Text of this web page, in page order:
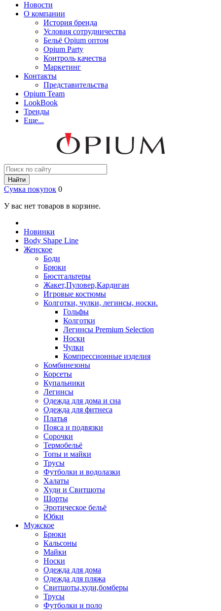
Новости
О компании
История бренда
Условия сотрудничества
Бельё Opium оптом
Opium Party
Контроль качества
Маркетинг
Контакты
Представительства
Opium Team
LookBook
Тренды
Еще...
Найти
Сумка покупок 0
У вас нет товаров в корзине.
Новинки
Body Shape Line
Женское
Боди
Брюки
Бюстгальтеры
Жакет,Пуловер,Кардиган
Игровые костюмы
Колготки, чулки, легинсы, носки.
Гольфы
Колготки
Легинсы Premium Selection
Носки
Чулки
Компрессионные изделия
Комбинезоны
Корсеты
Купальники
Легинсы
Одежда для дома и сна
Одежда для фитнеса
Платья
Пояса и подвязки
Сорочки
Термобельё
Топы и майки
Трусы
Футболки и водолазки
Халаты
Худи и Свитшоты
Шорты
Эротическое бельё
Юбки
Мужское
Брюки
Кальсоны
Майки
Носки
Одежда для дома
Одежда для пляжа
Свитшоты,худи,бомберы
Трусы
Футболки и поло